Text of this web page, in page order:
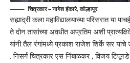
चित्रकार – नागेश हंकारे, कोल्हापूर
सह्याद्री कला महाविद्यालयाच्या परिसरात या
ते दोन तासांच्या अवधीत अप्रतिम अशी
यांनी तैल रंगांमध्ये प्रकाश राजेश शिर्के सर यांचे
. निसर्ग चित्रकार एस निंबाळकर , विजय